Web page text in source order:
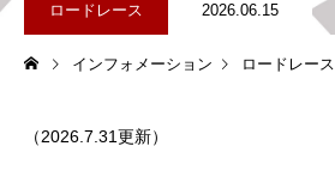
レース日程
インフォメーション
ロードレース 2026.06.15
インフォメーション ロードレース
（2026.7.31更新）